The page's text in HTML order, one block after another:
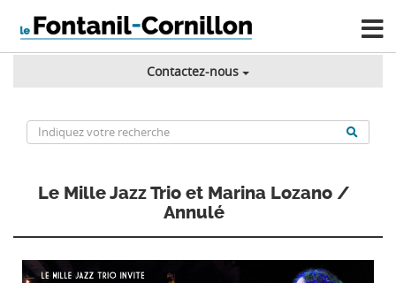
Contactez-nous
Le Mille Jazz Trio et Marina Lozano /
Annulé